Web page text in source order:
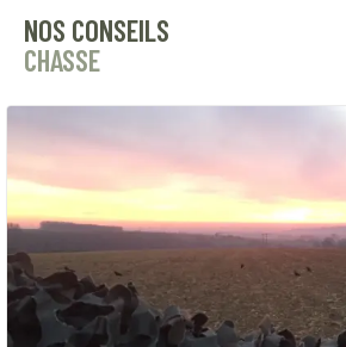
NOS CONSEILS
CHASSE